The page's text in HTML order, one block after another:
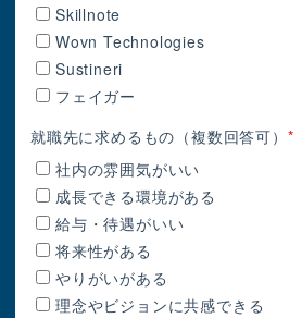
Skillnote
Wovn Technologies
Sustineri
フェイガー
就職先に求めるもの（複数回答可） *
社内の雰囲気がいい
成長できる環境がある
給与・待遇がいい
将来性がある
やりがいがある
理念やビジョンに共感できる